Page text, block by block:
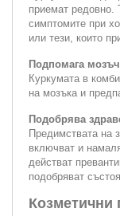
приемат редовно.
симптомите при
или тези, които
Подпомага
Куркумата в
на мозъка и
Подобрява
Предимствата на
включват и
действат
подобряват
Козметични